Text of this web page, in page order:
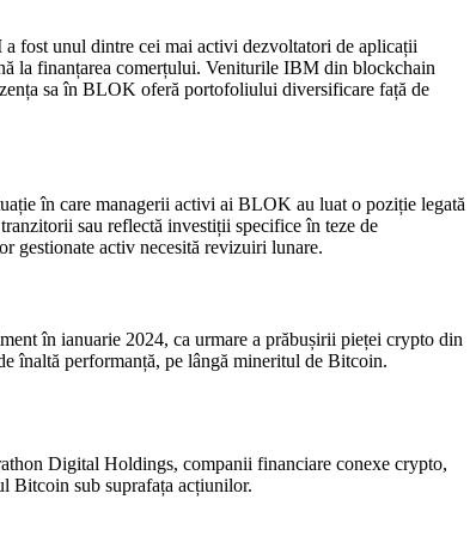
fost unul dintre cei mai activi dezvoltatori de aplicații
la finanțarea comerțului. Veniturile IBM din blockchain
sa în BLOK oferă portofoliului diversificare față de
în care managerii activi ai BLOK au luat o poziție legată
sau reflectă investiții specifice în teze de
gestionate activ necesită revizuiri lunare.
în ianuarie 2024, ca urmare a prăbușirii pieței crypto din
înaltă performanță, pe lângă mineritul de Bitcoin.
Digital Holdings, companii financiare conexe crypto,
Bitcoin sub suprafața acțiunilor.